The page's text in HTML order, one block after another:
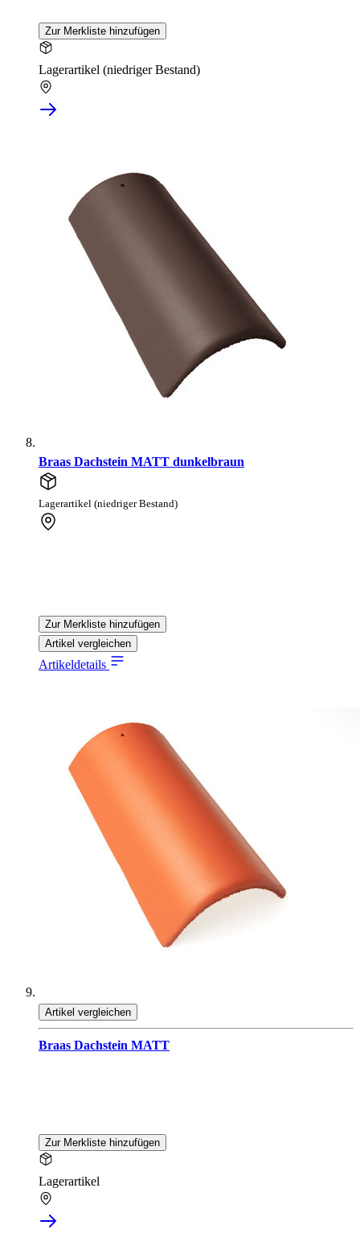
Zur Merkliste hinzufügen
Lagerartikel (niedriger Bestand)
Braas Dachstein MATT dunkelbraun
Lagerartikel (niedriger Bestand)
Zur Merkliste hinzufügen
Artikel vergleichen
Artikeldetails
Artikel vergleichen
Braas Dachstein MATT
Zur Merkliste hinzufügen
Lagerartikel